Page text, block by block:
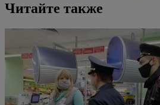
Читайте также